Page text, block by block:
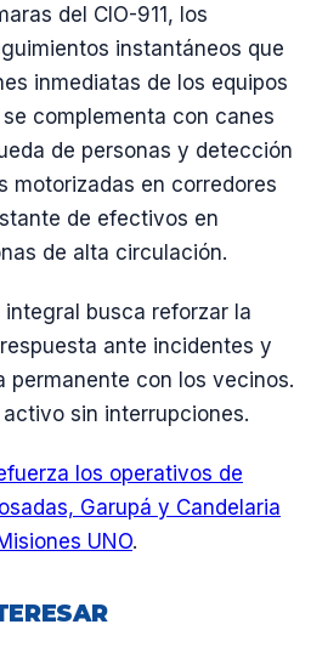
del CIO-911, los
instantáneos que
inmediatas de los equipos
complementa con canes
de personas y detección
motorizadas en corredores
de efectivos en
de alta circulación.
busca reforzar la
ante incidentes y
permanente con los vecinos.
sin interrupciones.
los operativos de
Garupá y Candelaria
UNO.